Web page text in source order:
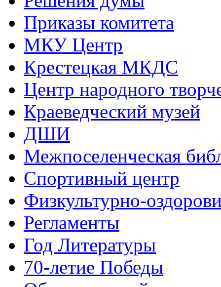
Приказы комитета
МКУ Центр
Крестецкая МКДС
Центр народного
Краеведческий музей
ДШИ
Межпоселенческая
Спортивный центр
Физкультурно-
Регламенты
Год Литературы
70-летие Победы